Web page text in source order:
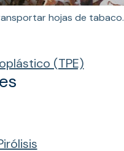
hojas de tabaco.
(TPE)